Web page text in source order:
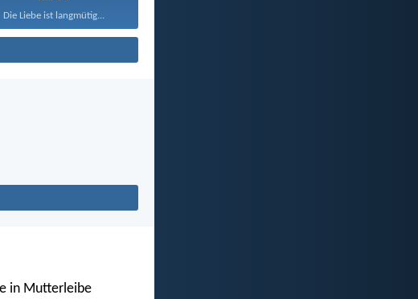
Die Liebe ist langmütig...
in Mutterleibe